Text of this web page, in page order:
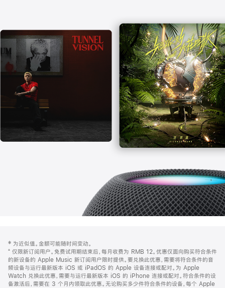
口
中
打
开)
页
页
脚
注
‡ 为近似值。金额可能随时间变动。
⁺ 仅限新订阅用户。免费试用期结束后，每月收费为 RMB 12。优惠仅面向购买符合条件
的新设备的 Apple Music 新订阅用户限时提供。要兑换此优惠，需要将符合条件的音
频设备与运行最新版本 iOS 或 iPadOS 的 Apple 设备连接或配对。为 Apple
Watch 兑换此优惠，需要与运行最新版本 iOS 的 iPhone 连接或配对。符合条件的设
备激活后，需要在 3 个月内领取此优惠。无论购买多少件符合条件的设备，每个 Apple